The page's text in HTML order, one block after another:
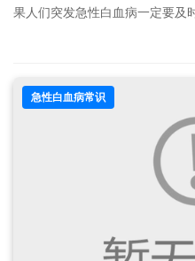
果人们突发急性白血病一定要及
急性白血病常识